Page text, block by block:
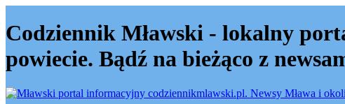
Codziennik Mławski - lokalny
powiecie. Bądź na bieżąco z